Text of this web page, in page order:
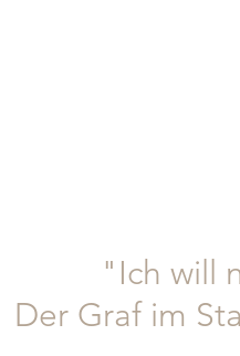
"Ich will
Der Graf im